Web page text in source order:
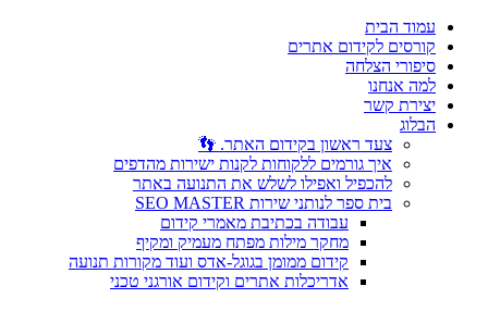
לתוכן
עמוד הבית
קורסים לקידום אתרים
סיפורי הצלחה
למה אנחנו
יצירת קשר
הבלוג
צעד ראשון בקידום האתר. 👣
איך גורמים ללקוחות לקנות ישירות מהדפים
להכפיל ואפילו לשלש את התנועה באתר
בית ספר לנותני שירות SEO MASTER
עבודה בכתיבת מאמרי קידום
מחקר מילות מפתח מעמיק ומקיף
קידום ממומן בגוגל-אדס ועוד מקורות תנועה
אדריכלות אתרים וקידום אורגני טכני